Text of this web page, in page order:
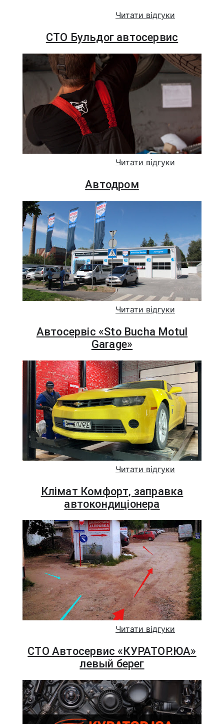
Читати відгуки
СТО Бульдог автосервис
Читати відгуки
Автодром
Читати відгуки
Автосервіс «Sto Bucha Motul
Garage»
Читати відгуки
Клімат Комфорт, заправка
автокондиціонера
Читати відгуки
СТО Автосервис «КУРАТОР.ЮА»
левый берег